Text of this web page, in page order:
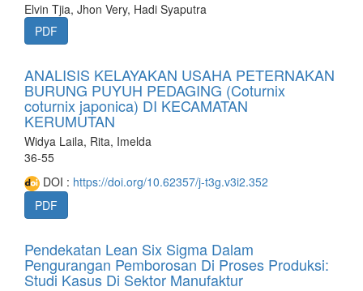
Elvin Tjia, Jhon Very, Hadi Syaputra
PDF
ANALISIS KELAYAKAN USAHA PETERNAKAN
BURUNG PUYUH PEDAGING (Coturnix
coturnix japonica) DI KECAMATAN
KERUMUTAN
Widya Laila, Rita, Imelda
36-55
DOI : https://doi.org/10.62357/j-t3g.v3i2.352
PDF
Pendekatan Lean Six Sigma Dalam
Pengurangan Pemborosan Di Proses Produksi:
Studi Kasus Di Sektor Manufaktur